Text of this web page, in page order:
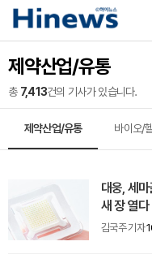
제약산업/유통
총 7,413건의 기사가 있습니다.
제약산업/유통 바이오/
대웅, 세
새 장 열다
김국주 기자